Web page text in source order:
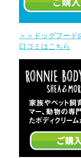
＞＞ドッグフー
口コミはこちら